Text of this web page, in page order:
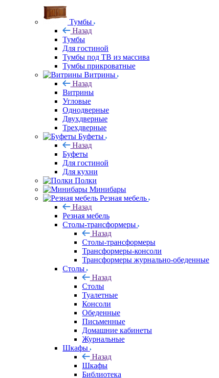
Тумбы
Назад
Тумбы
Для гостиной
Тумбы под ТВ из массива
Тумбы прикроватные
Витрины
Назад
Витрины
Угловые
Однодверные
Двухдверные
Трехдверные
Буфеты
Назад
Буфеты
Для гостиной
Для кухни
Полки
Минибары
Резная мебель
Назад
Резная мебель
Столы-трансформеры
Назад
Столы-трансформеры
Трансформеры-консоли
Трансформеры журнально-обеденные
Столы
Назад
Столы
Туалетные
Консоли
Обеденные
Письменные
Домашние кабинеты
Журнальные
Шкафы
Назад
Шкафы
Библиотека